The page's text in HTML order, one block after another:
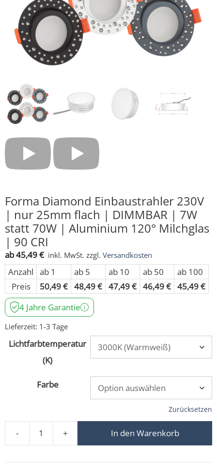
Forma Diamond Einbaustrahler 230V
| nur 25mm flach | DIMMBAR | 7W
statt 70W | Aluminium 120° Milchglas
| 90 CRI
ab45,49€ inkl. MwSt. zzgl. Versandkosten
Anzahl ab 1 ab 5 ab 10 ab 50
ab 100
Preis
50,49€ 48,49€ 47,49€ 46,49€ 45,49€
4 Jahre Garantie
Lieferzeit: 1-3 Tage
Lichtfarbtemperatur
(K)
Farbe
Zurücksetzen
-
Forma Diamond Einbaustrahler 230V | nur 25mm
+ In den Warenkorb